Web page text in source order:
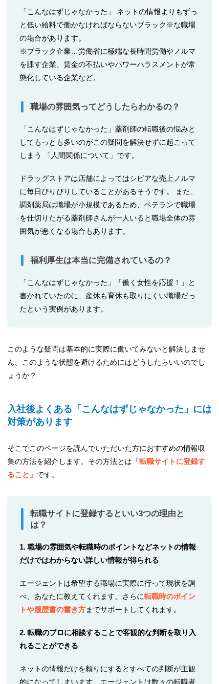
「こんなはずじゃなかった」 ネットの情報よりもずっ
と低い給料で働かなければならないブラック※な職場
の場合があります。
※ブラック企業…労働省に極端な長時間労働やノルマ
を課す企業、賃金の不払いやパワーハラスメントが常
態化している企業など。
職場の雰囲気ってどうしたらわかるの？
「こんなはずじゃなかった」薬剤師の転職後の悩みと
してもっとも多いのがこの疑問を解決せずに起こって
しまう 「人間関係について」です。
ドラッグストアは店舗によってはシビアな売上ノルマ
に毎日ぴりぴりしていることがあるそうです。 また、
調剤薬局は職場が小規模であるため、ベテランで職場
を仕切りたがる薬剤師さんが一人いると職場全体の雰
囲気が悪くなる場合もあります。
福利厚生は本当に完備されているの？
「こんなはずじゃなかった」「働く女性を応援！」と
書かれていたのに、産休も育休も取りにくい職場だっ
たという実例があります。
このような疑問は基本的に実際に働いてみないと解決しませ
ん。このような状態を避けるためにはどうしたらいいのでし
ょうか？
入社後よくある「こんなはずじゃなかった」には
対策があります
そこでこのページを読んでいただいた方におすすめの情報収
集の方法を紹介します。その方法とは 「転職サイトに登録す
ること」 です。
転職サイトに登録するといい3つの理由と
は？
1. 職場の雰囲気や転職時のポイントなどネットの情報
だけではわからない詳しい情報が得られる
エージェントは希望する職場に実際に行って現状を調
べ、あなたに教えてくれます。さらに転職時のポイン
トや履歴書の書き方までサポートしてくれます。
2. 転職のプロに相談することで客観的な判断を取り入
れることができる
ネットの情報だけを頼りにするとすべての判断が主観
的になってしまいます。エージェントは数々の転職者